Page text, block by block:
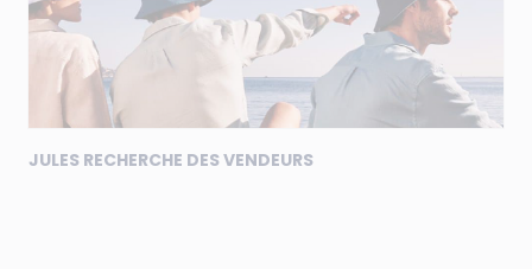
JULES RECHERCHE DES VENDEURS